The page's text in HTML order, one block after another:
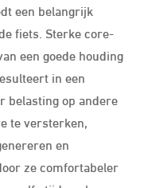
een belangrijk
fiets. Sterke core-
een goede houding
in een
belasting op andere
te versterken,
en
ze comfortabeler